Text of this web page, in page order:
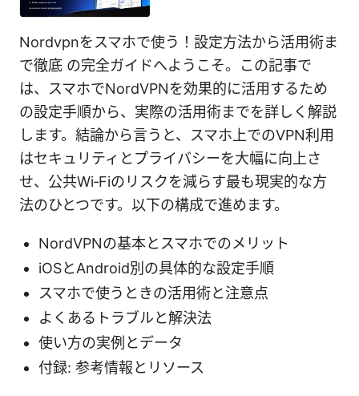
Nordvpnをスマホで使う！設定方法から活用術ま
で徹底 の完全ガイドへようこそ。この記事で
は、スマホでNordVPNを効果的に活用するため
の設定手順から、実際の活用術までを詳しく解説
します。結論から言うと、スマホ上でのVPN利用
はセキュリティとプライバシーを大幅に向上さ
せ、公共Wi‑Fiのリスクを減らす最も現実的な方
法のひとつです。以下の構成で進めます。
NordVPNの基本とスマホでのメリット
iOSとAndroid別の具体的な設定手順
スマホで使うときの活用術と注意点
よくあるトラブルと解決法
使い方の実例とデータ
付録: 参考情報とリソース